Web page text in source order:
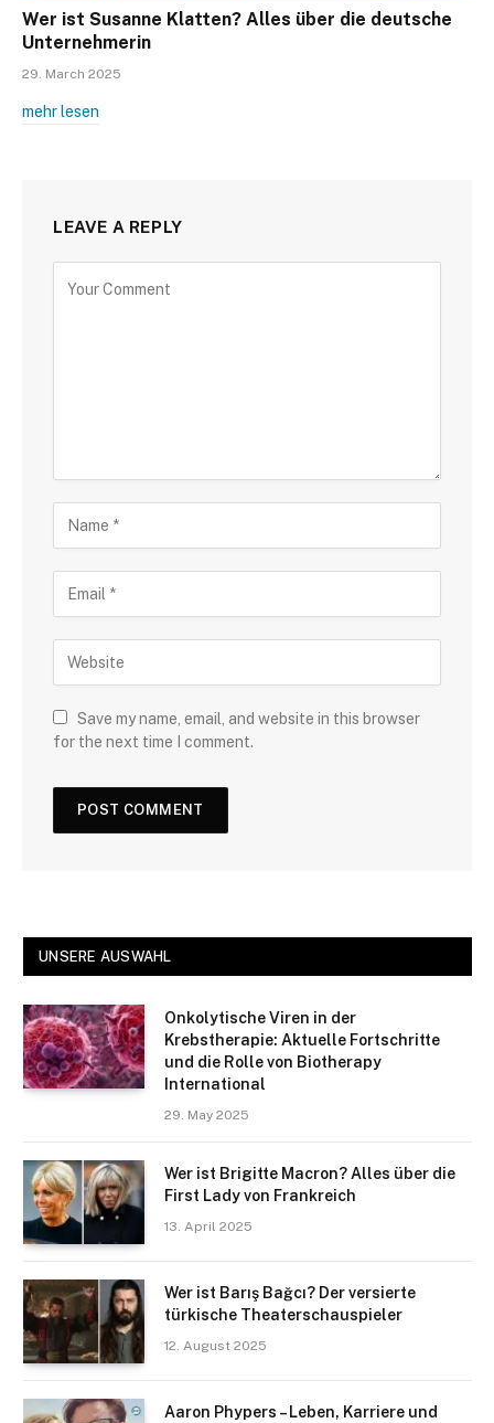
Wer ist Susanne Klatten? Alles über die deutsche
Unternehmerin
29. March 2025
mehr lesen
LEAVE A REPLY
Save my name, email, and website in this browser
for the next time I comment.
UNSERE AUSWAHL
Onkolytische Viren in der
Krebstherapie: Aktuelle Fortschritte
und die Rolle von Biotherapy
International
29. May 2025
Wer ist Brigitte Macron? Alles über die
First Lady von Frankreich
13. April 2025
Wer ist Barış Bağcı? Der versierte
türkische Theaterschauspieler
12. August 2025
Aaron Phypers – Leben, Karriere und